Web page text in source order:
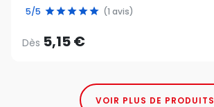
5/5 (1 avis)
Dès 5,15 €
VOIR PLUS DE PRODUITS